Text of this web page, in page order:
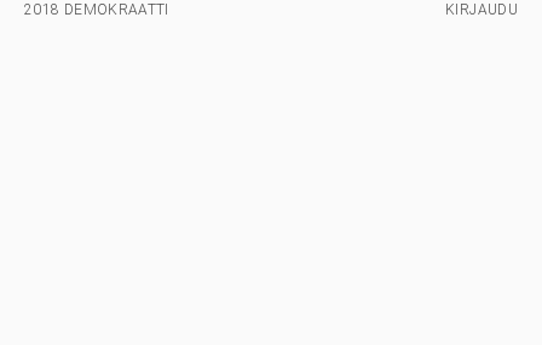
2018 DEMOKRAATTI
KIRJAUDU